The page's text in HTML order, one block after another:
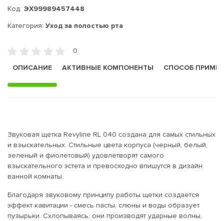
Код: ЭХ99989457448
Категория: Уход за полостью рта
0
ОПИСАНИЕ
АКТИВНЫЕ КОМПОНЕНТЫ СПОСОБ
Звуковая щетка Revyline RL 040 создана для самых стильных
и взыскательных. Стильные цвета корпуса (черный, белый,
зеленый и фиолетовый) удовлетворят самого
взыскательного эстета и превосходно впишутся в дизайн
ванной комнаты.
Благодаря звуковому принципу работы щетки создается
эффект кавитации - смесь пасты, слюны и воды образует
пузырьки. Схлопываясь, они производят ударные волны,